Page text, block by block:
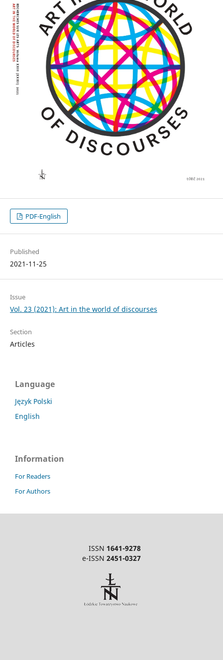
PDF-English
Published
2021-11-25
Issue
Vol. 23 (2021): Art in the world of discourses
Section
Articles
Language
Język Polski
English
Information
For Readers
For Authors
ISSN 1641-9278
e-ISSN 2451-0327